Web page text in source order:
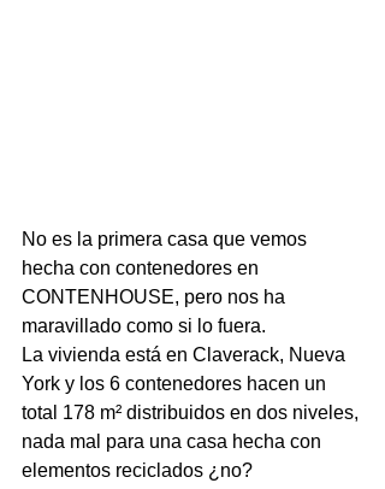
No es la primera casa que vemos
hecha con contenedores en
CONTENHOUSE, pero nos ha
maravillado como si lo fuera.
La vivienda está en Claverack, Nueva
York y los 6 contenedores hacen un
total 178 m² distribuidos en dos niveles,
nada mal para una casa hecha con
elementos reciclados ¿no?